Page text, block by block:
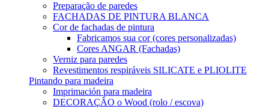
Preparação de paredes
FACHADAS DE PINTURA BLANCA
Cor de fachadas de pintura
Fabricamos sua cor (cores personalizadas)
Cores ANGAR (Fachadas)
Verniz para paredes
Revestimentos respiráveis ​​SILICATE e PLIOLITE
Pintando para madeira
Imprimación para madeira
DECORAÇÃO o Wood (rolo / escova)